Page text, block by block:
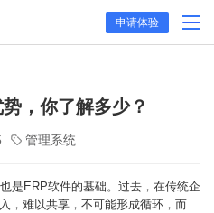
申请体验
，你了解多少？
管理系统
是ERP软件的基础。过去，在传统企
，难以共享，不可能形成循环，而